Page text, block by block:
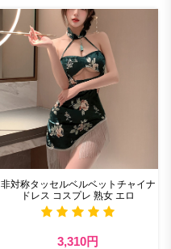
非対称タッセルベルベットチャイナ
ドレス コスプレ 熟女 エロ
3,310円